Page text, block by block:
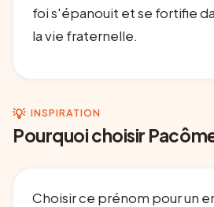
foi s'épanouit et se fortifie
la vie fraternelle.
💡 INSPIRATION
Pourquoi choisir
Choisir ce prénom pour un